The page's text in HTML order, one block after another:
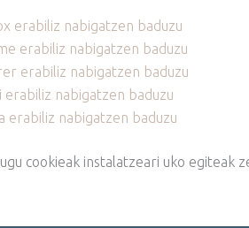
erabiliz nabigatzen baduzu
erabiliz nabigatzen baduzu
erabiliz nabigatzen baduzu
erabiliz nabigatzen baduzu
erabiliz nabigatzen baduzu
cookieak instalatzeari uko